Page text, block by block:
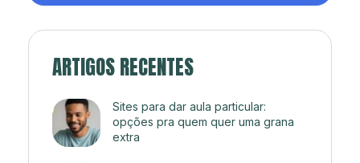
ARTIGOS RECENTES
Sites para dar aula particular:
opções pra quem quer uma grana
extra